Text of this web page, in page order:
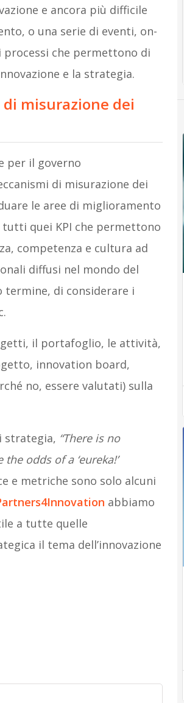
e ancora più difficile
o una serie di eventi, on-
che permettono di
e la strategia.
misurazione dei
per il governo
di misurazione dei
le aree di miglioramento
quei KPI che permettono
competenza e cultura ad
diffusi nel mondo del
di considerare i
il portafoglio, le attività,
innovation board,
no, essere valutati) sulla
strategia, “There is no
odds of a ‘eureka!’
e metriche sono solo alcuni
abbiamo
a tutte quelle
il tema dell’innovazione